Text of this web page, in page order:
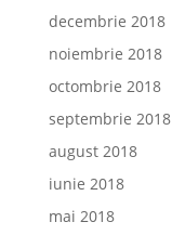
decembrie 2018
noiembrie 2018
octombrie 2018
septembrie 2018
august 2018
iunie 2018
mai 2018